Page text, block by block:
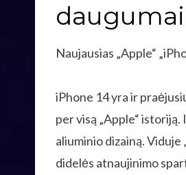
Naujausias „Apple“
iPhone 14 yra ir
per visą „Apple“
aliuminio dizainą. Viduje
didelės atnaujinimo